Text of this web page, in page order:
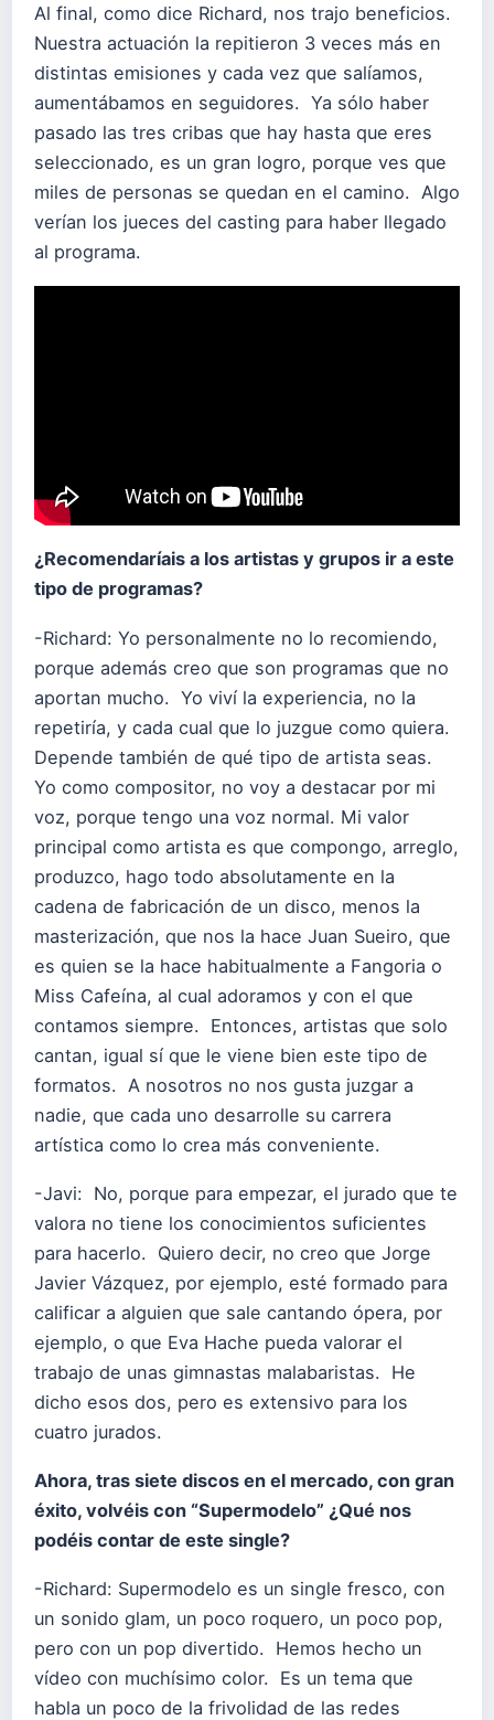
Al final, como dice Richard, nos trajo beneficios.
Nuestra actuación la repitieron 3 veces más en
distintas emisiones y cada vez que salíamos,
aumentábamos en seguidores. Ya sólo haber
pasado las tres cribas que hay hasta que eres
seleccionado, es un gran logro, porque ves que
miles de personas se quedan en el camino. Algo
verían los jueces del casting para haber llegado
al programa.
¿Recomendaríais a los artistas y grupos ir a este
tipo de programas?
-Richard: Yo personalmente no lo recomiendo,
porque además creo que son programas que no
aportan mucho. Yo viví la experiencia, no la
repetiría, y cada cual que lo juzgue como quiera.
Depende también de qué tipo de artista seas.
Yo como compositor, no voy a destacar por mi
voz, porque tengo una voz normal. Mi valor
principal como artista es que compongo, arreglo,
produzco, hago todo absolutamente en la
cadena de fabricación de un disco, menos la
masterización, que nos la hace Juan Sueiro, que
es quien se la hace habitualmente a Fangoria o
Miss Cafeína, al cual adoramos y con el que
contamos siempre. Entonces, artistas que solo
cantan, igual sí que le viene bien este tipo de
formatos. A nosotros no nos gusta juzgar a
nadie, que cada uno desarrolle su carrera
artística como lo crea más conveniente.
-Javi: No, porque para empezar, el jurado que te
valora no tiene los conocimientos suficientes
para hacerlo. Quiero decir, no creo que Jorge
Javier Vázquez, por ejemplo, esté formado para
calificar a alguien que sale cantando ópera, por
ejemplo, o que Eva Hache pueda valorar el
trabajo de unas gimnastas malabaristas. He
dicho esos dos, pero es extensivo para los
cuatro jurados.
Ahora, tras siete discos en el mercado, con gran
éxito, volvéis con “Supermodelo” ¿Qué nos
podéis contar de este single?
-Richard: Supermodelo es un single fresco, con
un sonido glam, un poco roquero, un poco pop,
pero con un pop divertido. Hemos hecho un
vídeo con muchísimo color. Es un tema que
habla un poco de la frivolidad de las redes